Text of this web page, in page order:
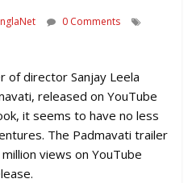
0 Comments
of director Sanjay Leela
released on YouTube
it seems to have no less
The Padmavati trailer
views on YouTube